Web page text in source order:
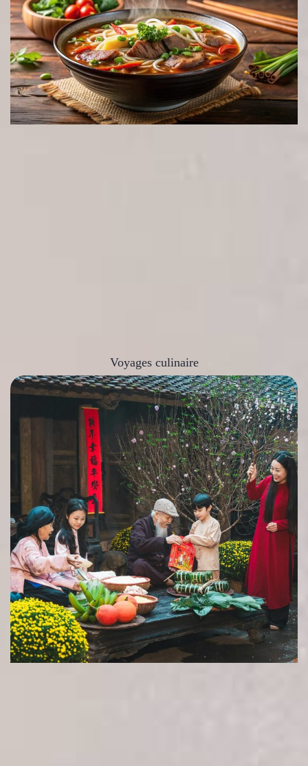
Voyages culinaire